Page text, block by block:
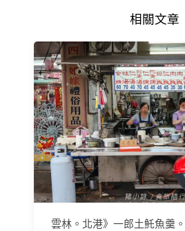
相關文章
雲林。北港》一郎土魠魚羹